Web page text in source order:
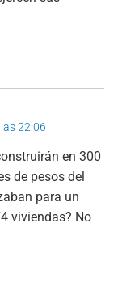
22:06
en 300
de pesos del
para un
viviendas? No